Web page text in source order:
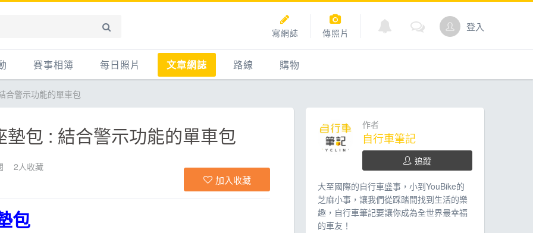
寫網誌 傳照片 登入
車
騎車去
賽事相簿
賽事影音相簿
每日照片 文章網誌
新聞
路線
爬坡
自行車道
購物
合警示功能的單車包
包 : 結合警示功能的單車包
2人收藏
加入收藏
包
作者
自行車筆記
追蹤
大至國際的自行車盛事，小到YouBike的
芝麻小事，讓我們從踩踏間找到生活的樂
趣，自行車筆記要讓你成為全世界最幸福
的車友！